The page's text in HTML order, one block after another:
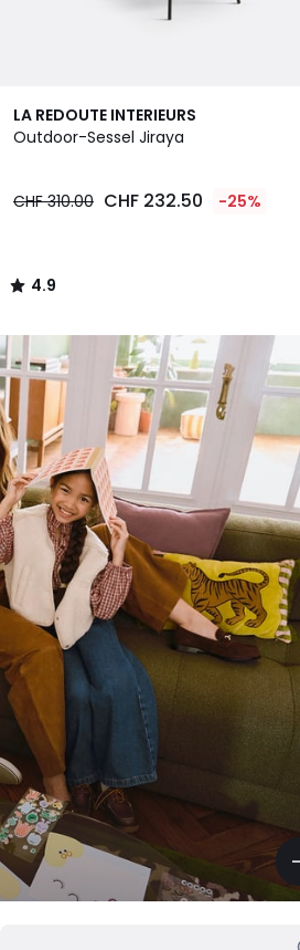
LA REDOUTE INTERIEURS
Outdoor-Sessel Jiraya
CHF 310.00 CHF 232.50 -25%
4.9
/ 5
4.9
/